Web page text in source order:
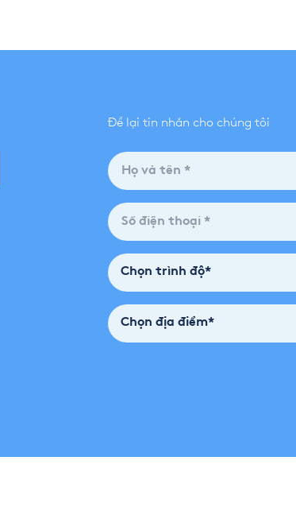
Để lại tin nhắn cho chúng tôi
Chọn trình độ*
Chọn địa điểm*